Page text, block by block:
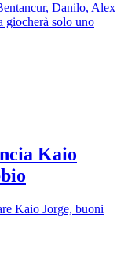
Danilo, Alex
giocherà solo uno
Kaio
Kaio Jorge, buoni